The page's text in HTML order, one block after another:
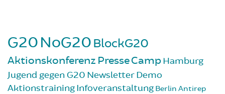
G20NoG20 BlockG20
Aktionskonferenz PresseCampHamburg
Jugend gegen G20 NewsletterDemo
AktionstrainingInfoveranstaltung Berlin Antirep